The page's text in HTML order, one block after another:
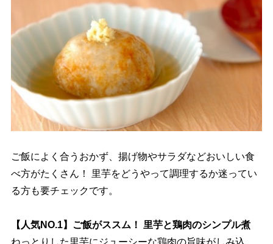
ご飯によく合うおかず、揚げ物やサラダなどおいしい食
べ方がたくさん！ 里芋をどうやって調理するか迷ってい
る方も要チェックです。
【人気NO.1】ご飯がススム！ 里芋と鶏肉のシンプル煮